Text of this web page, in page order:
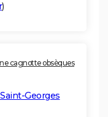
)
cagnotte obsèques
Georges